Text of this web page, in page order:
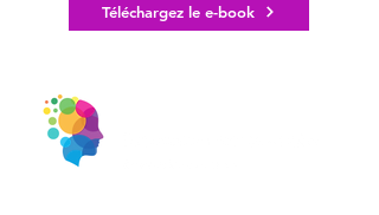
Téléchargez le e-book